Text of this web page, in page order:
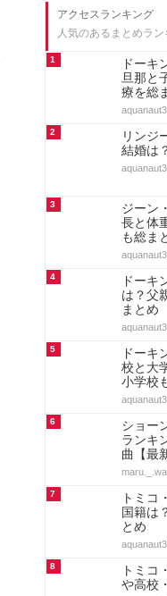
アクセスランキング
人気のあるまとめラ
1
ドーキ
旦那と
療を総
2
リンジ
結婚は
3
ジーン
長と体
も総ま
4
ドーキ
は？父
まとめ
5
ドーキ
校と大
小学校
6
ショー
ランキ
曲【最
7
トミコ
国籍は
とめ
8
トミコ
や高校